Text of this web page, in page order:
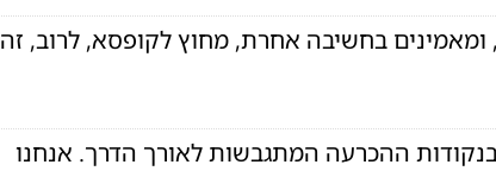
בחשיבה אחרת, מחוץ לקופסא, לרוב, זה
ההכרעה המתגבשות לאורך הדרך. אנחנו